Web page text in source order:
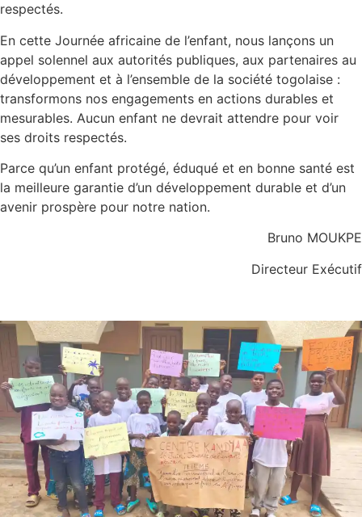
respectés.
En cette Journée africaine de l’enfant, nous lançons un
appel solennel aux autorités publiques, aux partenaires au
développement et à l’ensemble de la société togolaise :
transformons nos engagements en actions durables et
mesurables. Aucun enfant ne devrait attendre pour voir
ses droits respectés.
Parce qu’un enfant protégé, éduqué et en bonne santé est
la meilleure garantie d’un développement durable et d’un
avenir prospère pour notre nation.
Bruno MOUKPE
Directeur Exécutif